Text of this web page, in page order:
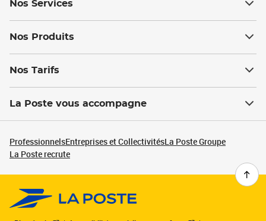
Nos Services
Nos Produits
Nos Tarifs
La Poste vous accompagne
ProfessionnelsEntreprises et CollectivitésLa Poste Groupe
La Poste recrute